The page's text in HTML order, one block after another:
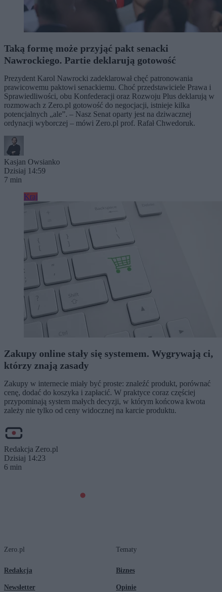
Taką formę może przyjąć pakt senacki
Nawrockiego. Partie deklarują gotowość
Prezydent Karol Nawrocki zadeklarował chęć patronowania
prawicowemu paktowi senackiemu. Choć przedstawiciele Prawa i
Sprawiedliwości, obu Konfederacji oraz Rozwoju Plus deklarują w
rozmowach z Zero.pl gotowość do negocjacji, istnieje kilka
potencjalnych „ale”. – Nasz Senat oparty jest na dziwacznej
ordynacji wyborczej – mówi Zero.pl prof. Rafał Chwedoruk.
Kasjan Owsianko
Dzisiaj 14:59
7 min
Kraj
Zakupy online stały się systemem. Wygrywają ci,
którzy znają zasady
Zakupy w internecie miały być proste: znaleźć produkt, porównać
cenę, dodać do koszyka i zapłacić. W praktyce coraz częściej
przypominają system małych decyzji, w którym końcowa kwota
zależy nie tylko od ceny widocznej na karcie produktu.
Redakcja Zero.pl
Dzisiaj 14:23
6 min
Zero.pl
Redakcja
Newsletter
Tematy
Biznes
Opinie